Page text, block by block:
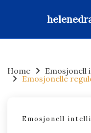
content
Home
Emosjonell
Emosjonelle
Emosjonell